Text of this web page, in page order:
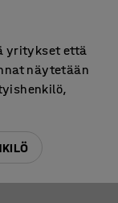
yritykset että
näytetään